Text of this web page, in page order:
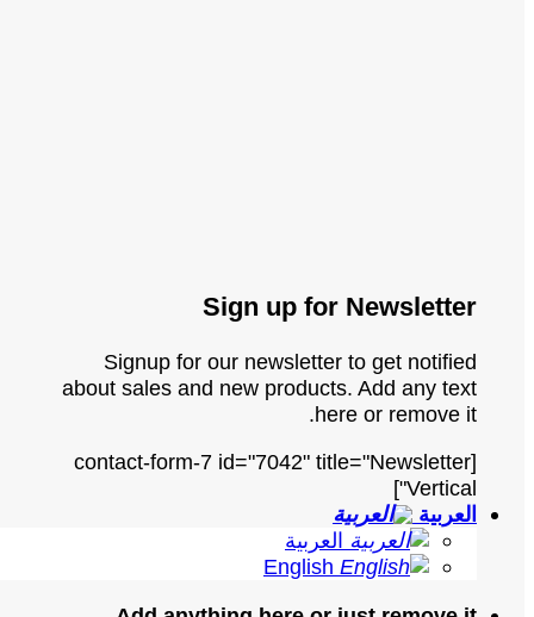
Sign up for Newsletter
Signup for our newsletter to get notified
about sales and new products. Add any text
here or remove it.
[contact-form-7 id="7042" title="Newsletter
Vertical"]
العربية
العربية